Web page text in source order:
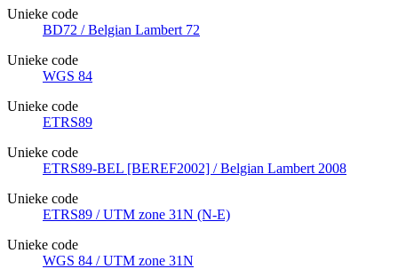
Unieke code
BD72 / Belgian Lambert 72
Unieke code
WGS 84
Unieke code
ETRS89
Unieke code
ETRS89-BEL [BEREF2002] / Belgian Lambert 2008
Unieke code
ETRS89 / UTM zone 31N (N-E)
Unieke code
WGS 84 / UTM zone 31N